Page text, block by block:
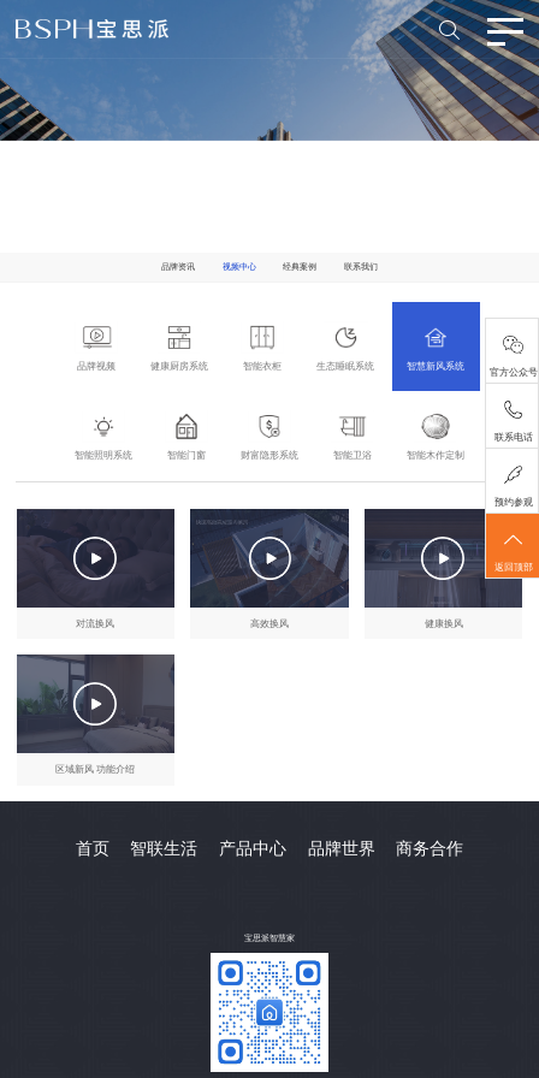
品牌资讯 视频中心 经典案例 联系我们
品牌视频 健康厨房系统 智能衣柜 生态睡眠系统 智慧新风系统
智能照明系统 智能门窗 财富隐形系统 智能卫浴 智能木作定制
对流换风 高效换风 健康换风
区域新风 功能介绍
首页 智联生活 产品中心 品牌世界 商务合作
宝思派智慧家
官方公众号
联系电话
预约参观
返回顶部